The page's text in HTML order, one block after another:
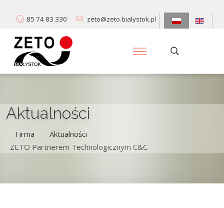
85 74 83 330 zeto@zeto.bialystok.pl
Aktualności
Firma Aktualności /
ZETO Partnerem Technologicznym C&C